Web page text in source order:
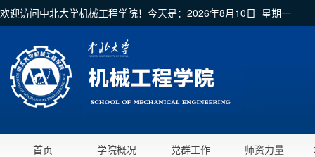
欢迎访问中北大学机械工程学院！今天是： 2026年8月10日 星期一
首页 学院概况 党群工作 师资力量